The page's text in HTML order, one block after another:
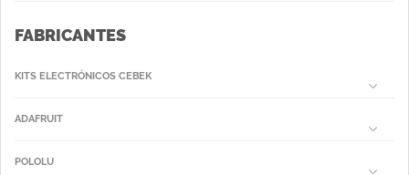
FABRICANTES
KITS ELECTRÓNICOS CEBEK
ADAFRUIT
POLOLU